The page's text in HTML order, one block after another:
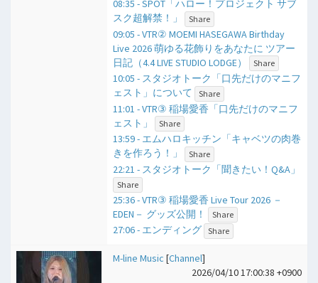
08:35 - SPOT「ハロー！プロジェクト サブ
スク超解禁！」
Share
09:05 - VTR② MOEMI HASEGAWA Birthday
Live 2026 萌ゆる花飾りをあなたに ツアー
日記（4.4 LIVE STUDIO LODGE）
Share
10:05 - スタジオトーク「口先だけのマニフ
ェスト」について
Share
11:01 - VTR③ 稲場愛香「口先だけのマニフ
ェスト」
Share
13:59 - エムハロキッチン「キャベツの肉巻
きを作ろう！」
Share
22:21 - スタジオトーク「聞きたい！Q&A」
Share
25:36 - VTR③ 稲場愛香 Live Tour 2026 －
EDEN－ グッズ公開！
Share
27:06 - エンディング Share
M-line Music [Channel]
2026/04/10 17:00:38 +0900